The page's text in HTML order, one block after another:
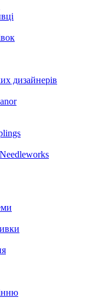
дизайнерів